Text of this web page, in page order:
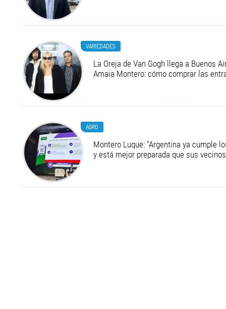
VARIEDADES
La Oreja de Van Gogh llega a Buenos
Amaia Montero: cómo comprar las
AGRO
Montero Luque: "Argentina ya cumple
y está mejor preparada que sus